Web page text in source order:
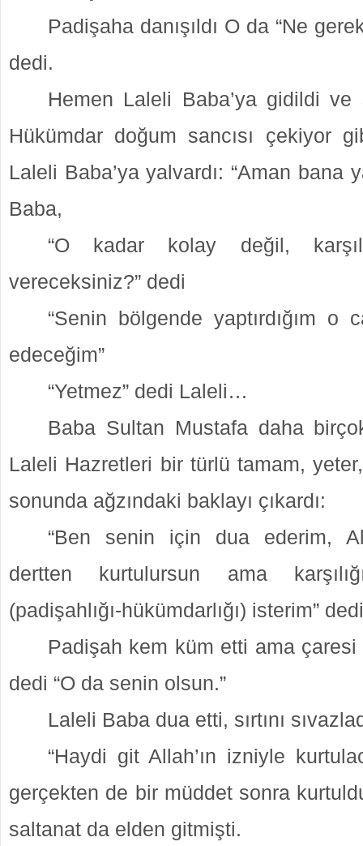
Padişaha danışıldı O da “Ne
dedi.
Hemen Laleli Baba’ya gidildi ve
Hükümdar doğum sancısı çekiyor
Laleli Baba’ya yalvardı: “Aman bana
Baba,
“O kadar kolay değil,
vereceksiniz?” dedi
“Senin bölgende yaptırdığım o
edeceğim”
“Yetmez” dedi Laleli…
Baba Sultan Mustafa daha
Laleli Hazretleri bir türlü tamam,
sonunda ağzındaki baklayı çıkardı:
“Ben senin için dua ederim,
dertten kurtulursun ama
(padişahlığı-hükümdarlığı) isterim”
Padişah kem küm etti ama çaresi
dedi “O da senin olsun.”
Laleli Baba dua etti, sırtını
“Haydi git Allah’ın izniyle
gerçekten de bir müddet sonra
saltanat da elden gitmişti.